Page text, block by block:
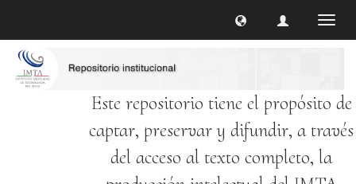
Este repositorio tiene el propósito de
captar, preservar y difundir, a través
del acceso al texto completo, la